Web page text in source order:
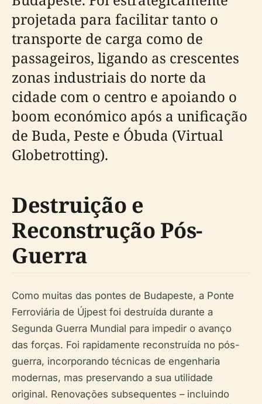
projetada para facilitar tanto o
transporte de carga como de
passageiros, ligando as crescentes
zonas industriais do norte da
cidade com o centro e apoiando o
boom económico após a unificação
de Buda, Peste e Óbuda (Virtual
Globetrotting).
Destruição e
Reconstrução Pós-
Guerra
Como muitas das pontes de Budapeste, a Ponte
Ferroviária de Újpest foi destruída durante a
Segunda Guerra Mundial para impedir o avanço
das forças. Foi rapidamente reconstruída no pós-
guerra, incorporando técnicas de engenharia
modernas, mas preservando a sua utilidade
original. Renovações subsequentes – incluindo